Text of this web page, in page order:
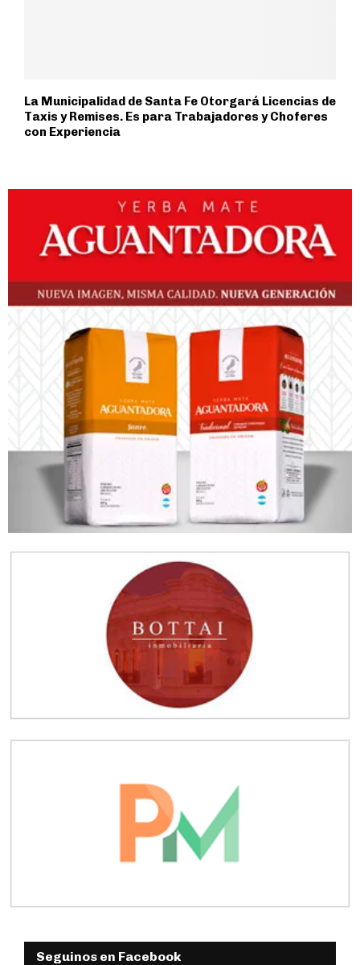
La Municipalidad de Santa Fe Otorgará Licencias de
Taxis y Remises. Es para Trabajadores y Choferes
con Experiencia
Seguinos en Facebook